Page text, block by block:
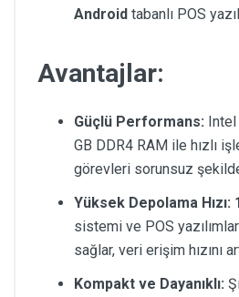
Android tabanlı POS
Avantajlar:
Güçlü Performans:
GB DDR4 RAM ile hızlı
görevleri sorunsuz
Yüksek Depolama Hızı:
sistemi ve POS
sağlar, veri erişim hızını
Kompakt ve Dayanıklı: